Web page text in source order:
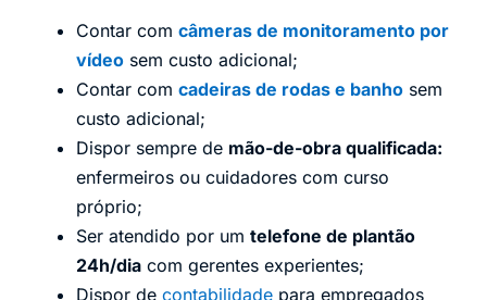
Contar com câmeras de monitoramento por
vídeo sem custo adicional;
Contar com cadeiras de rodas e banho sem
custo adicional;
Dispor sempre de mão-de-obra qualificada:
enfermeiros ou cuidadores com curso
próprio;
Ser atendido por um telefone de plantão
24h/dia com gerentes experientes;
Dispor de contabilidade para empregados